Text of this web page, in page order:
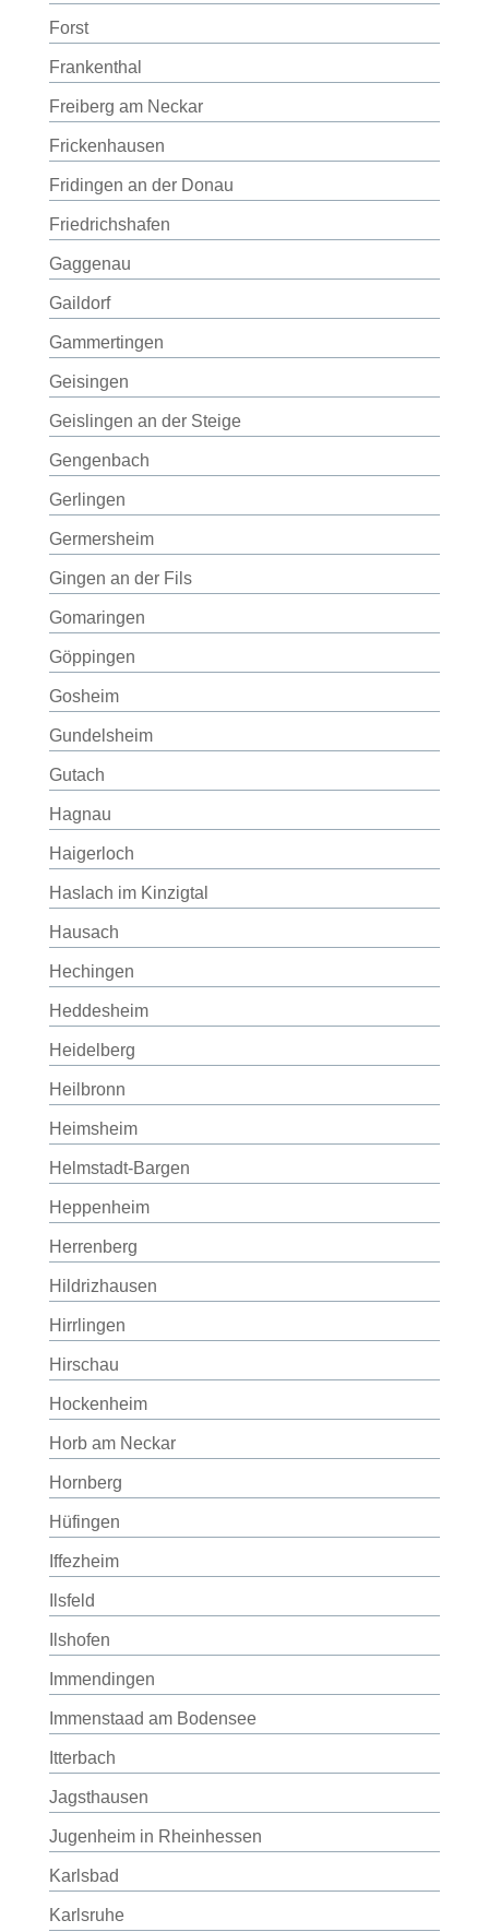
Forst
Frankenthal
Freiberg am Neckar
Frickenhausen
Fridingen an der Donau
Friedrichshafen
Gaggenau
Gaildorf
Gammertingen
Geisingen
Geislingen an der Steige
Gengenbach
Gerlingen
Germersheim
Gingen an der Fils
Gomaringen
Göppingen
Gosheim
Gundelsheim
Gutach
Hagnau
Haigerloch
Haslach im Kinzigtal
Hausach
Hechingen
Heddesheim
Heidelberg
Heilbronn
Heimsheim
Helmstadt-Bargen
Heppenheim
Herrenberg
Hildrizhausen
Hirrlingen
Hirschau
Hockenheim
Horb am Neckar
Hornberg
Hüfingen
Iffezheim
Ilsfeld
Ilshofen
Immendingen
Immenstaad am Bodensee
Itterbach
Jagsthausen
Jugenheim in Rheinhessen
Karlsbad
Karlsruhe